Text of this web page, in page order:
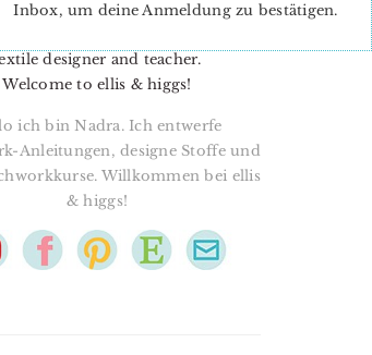
I’m a quilt pattern designer,
designer and teacher.
Welcome to ellis & higgs!
ich bin Nadra. Ich entwerfe
Anleitungen, designe Stoffe und
Willkommen bei ellis
& higgs!
Inbox, um deine Anmeldung zu bestätigen.